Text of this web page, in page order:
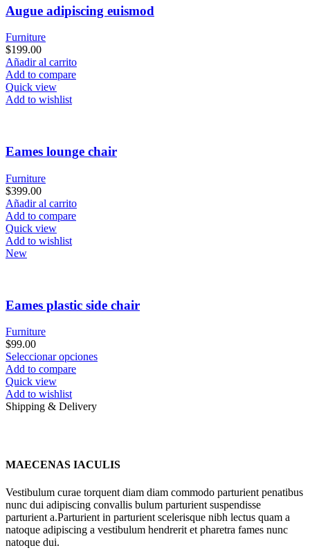
Augue adipiscing euismod
Furniture
$199.00
Añadir al carrito
Add to compare
Quick view
Add to wishlist
Eames lounge chair
Furniture
$399.00
Añadir al carrito
Add to compare
Quick view
Add to wishlist
New
Eames plastic side chair
Furniture
$99.00
Seleccionar opcionesEste
elegir
la
página
de
producto
Add to compare
Quick view
Add to wishlist
Shipping & Delivery
MAECENAS IACULIS
Vestibulum curae torquent diam diam commodo parturient penatibus
nunc dui adipiscing convallis bulum parturient suspendisse
parturient a.Parturient in parturient scelerisque nibh lectus quam a
natoque adipiscing a vestibulum hendrerit et pharetra fames nunc
natoque dui.